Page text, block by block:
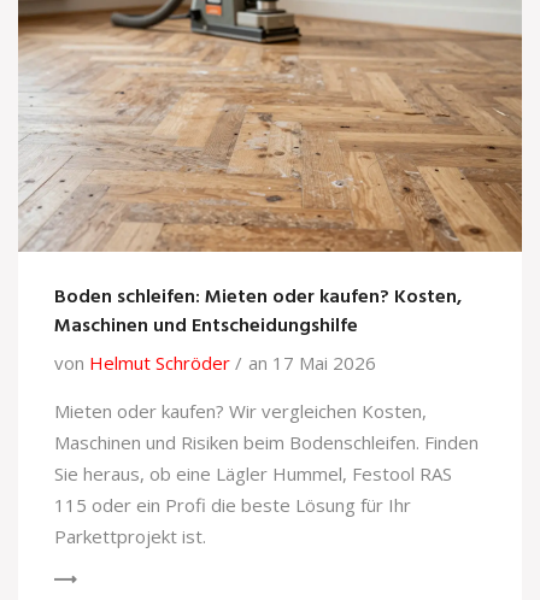
Boden schleifen: Mieten oder kaufen? Kosten,
Maschinen und Entscheidungshilfe
von Helmut Schröder
an 17 Mai 2026
Mieten oder kaufen? Wir vergleichen Kosten,
Maschinen und Risiken beim Bodenschleifen. Finden
Sie heraus, ob eine Lägler Hummel, Festool RAS
115 oder ein Profi die beste Lösung für Ihr
Parkettprojekt ist.